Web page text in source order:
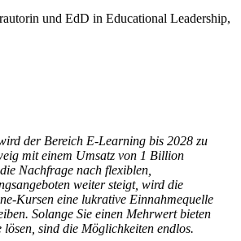
und EdD in Educational Leadership,
der Bereich E-Learning bis 2028 zu
mit einem Umsatz von 1 Billion
Nachfrage nach flexiblen,
weiter steigt, wird die
Kursen eine lukrative Einnahmequelle
Solange Sie einen Mehrwert bieten
lösen, sind die Möglichkeiten endlos.